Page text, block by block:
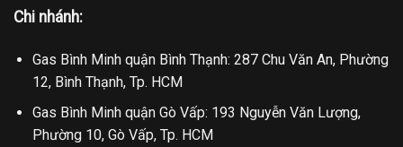
Chi nhánh:
Gas Bình Minh quận Bình Thạnh: 287 Chu Văn An, Phường
12, Bình Thạnh, Tp. HCM
Gas Bình Minh quận Gò Vấp: 193 Nguyễn Văn Lượng,
Phường 10, Gò Vấp, Tp. HCM